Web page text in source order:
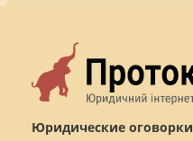
Юридические оговорки